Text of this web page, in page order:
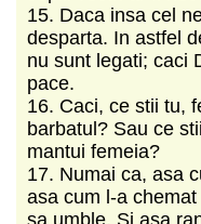
15. Daca insa cel
desparta. In astfel
nu sunt legati; caci
pace.
16. Caci, ce stii tu,
barbatul? Sau ce
mantui femeia?
17. Numai ca, asa
asa cum l-a
sa umble. Si asa